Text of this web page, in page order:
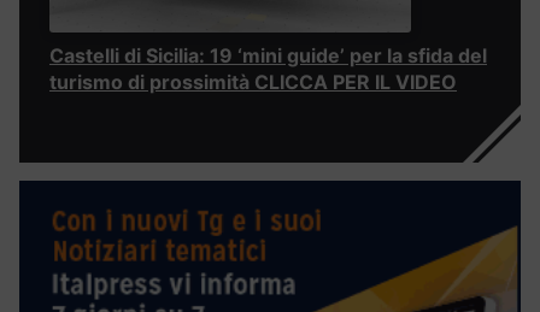
Castelli di Sicilia: 19 ‘mini guide’ per la sfida del
turismo di prossimità CLICCA PER IL VIDEO